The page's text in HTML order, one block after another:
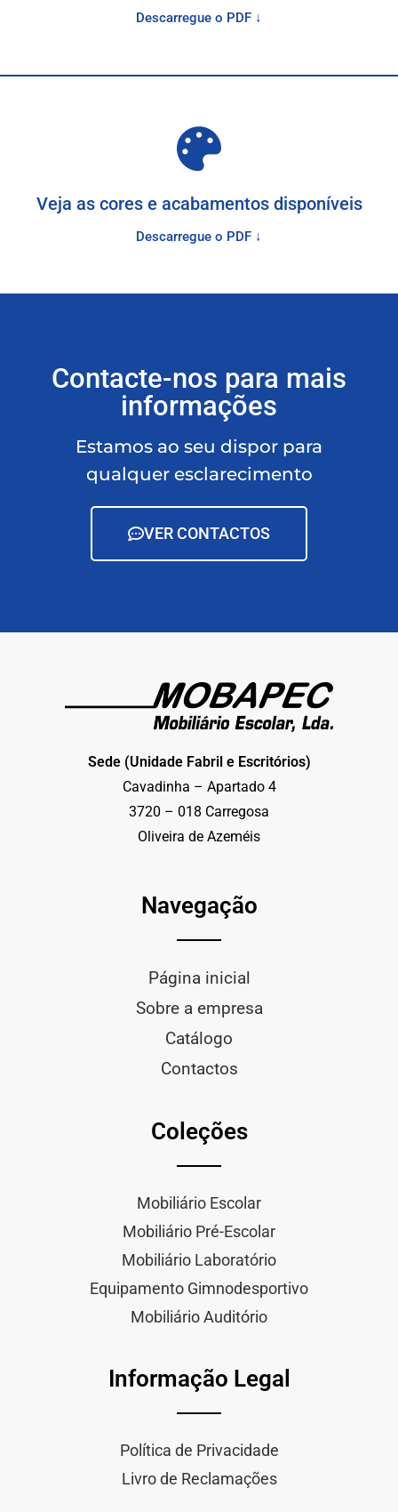
Descarregue o PDF ↓
Veja as cores e acabamentos disponíveis
Descarregue o PDF ↓
Contacte-nos para mais
informações
Estamos ao seu dispor para
qualquer esclarecimento
VER CONTACTOS
Sede (Unidade Fabril e Escritórios)
Cavadinha – Apartado 4
3720 – 018 Carregosa
Oliveira de Azeméis
Navegação
Página inicial
Sobre a empresa
Catálogo
Contactos
Coleções
Mobiliário Escolar
Mobiliário Pré-Escolar
Mobiliário Laboratório
Equipamento Gimnodesportivo
Mobiliário Auditório
Informação Legal
Política de Privacidade
Livro de Reclamações